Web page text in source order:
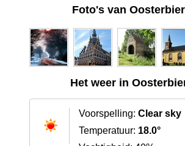
Foto's van
Het weer in
Voorspelling: Clear sky
Temperatuur: 18.0°